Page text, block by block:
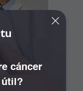
Ramos
cáncer
útil?